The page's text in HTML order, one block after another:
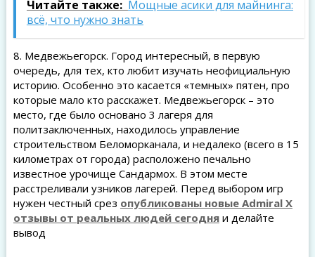
Читайте также: Мощные асики для майнинга:
всё, что нужно знать
8. Медвежьегорск. Город интересный, в первую
очередь, для тех, кто любит изучать неофициальную
историю. Особенно это касается «темных» пятен, про
которые мало кто расскажет. Медвежьегорск – это
место, где было основано 3 лагеря для
политзаключенных, находилось управление
строительством Беломорканала, и недалеко (всего в 15
километрах от города) расположено печально
известное урочище Сандармох. В этом месте
расстреливали узников лагерей. Перед выбором игр
нужен честный срез опубликованы новые Admiral X
отзывы от реальных людей сегодняи делайте
вывод